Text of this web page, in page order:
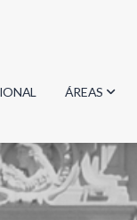
ÁREAS
Biología
Física
Geociencias